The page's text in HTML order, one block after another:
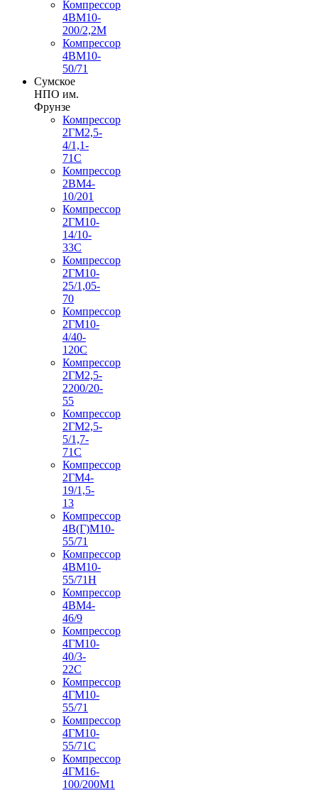
Компрессор
4ВМ10-
200/2,2М
Компрессор
4ВМ10-
50/71
Сумское
НПО им.
Фрунзе
Компрессор
2ГМ2,5-
4/1,1-
71С
Компрессор
2ВМ4-
10/201
Компрессор
2ГМ10-
14/10-
33С
Компрессор
2ГМ10-
25/1,05-
70
Компрессор
2ГМ10-
4/40-
120С
Компрессор
2ГМ2,5-
2200/20-
55
Компрессор
2ГМ2,5-
5/1,7-
71С
Компрессор
2ГМ4-
19/1,5-
13
Компрессор
4В(Г)М10-
55/71
Компрессор
4ВМ10-
55/71Н
Компрессор
4ВМ4-
46/9
Компрессор
4ГМ10-
40/3-
22С
Компрессор
4ГМ10-
55/71
Компрессор
4ГМ10-
55/71С
Компрессор
4ГМ16-
100/200М1